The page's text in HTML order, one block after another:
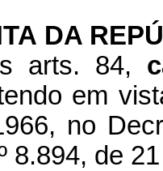
DA
arts. 84,
em
no
8.894, de